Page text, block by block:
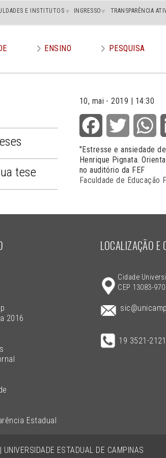
E INSTITUTOS INGRESSO TRANSPARÊNCIA
ENSINO PESQUISA
tese
10, mai - 2019 | 14:30
Facebook Twitter
"Estresse e ansiedade
Henrique Pignata.
no auditório da FEF
Faculdade de Educação
ESTADUAL DE CAMPINAS
2016
Estadual
LOCALIZAÇÃO E
Cidade
CEP 13083-
19 3521-2121